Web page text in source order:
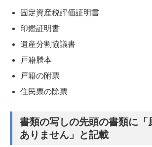
固定資産税評価証明書
印鑑証明書
遺産分割協議書
戸籍謄本
戸籍の附票
住民票の除票
書類の写しの先頭の書類に「
ありません」と記載